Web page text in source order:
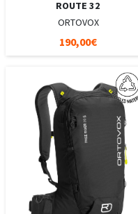
ROUTE 32
ORTOVOX
190,00€